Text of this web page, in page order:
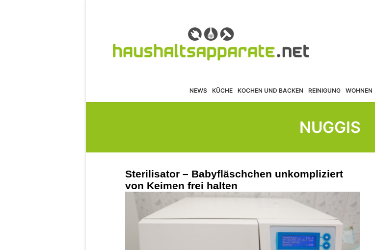
NEWS KÜCHE KOCHEN UND BACKEN REINIGUNG WOHNEN
NUGGIS
Sterilisator – Babyfläschchen unkompliziert
von Keimen frei halten